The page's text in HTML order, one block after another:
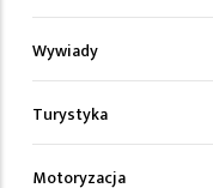
Wywiady
Turystyka
Motoryzacja